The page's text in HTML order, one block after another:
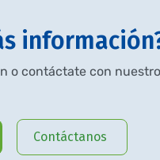
o contáctate con
Contáctanos